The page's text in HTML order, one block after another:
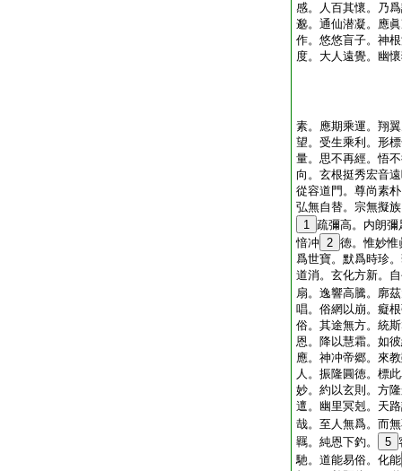
感。人百其懷。乃
邈。通仙潜凝。應
作。悠悠盲子。神
度。大人遠覺。幽
素。應期乘運。翔
望。受生乘利。形
量。思不再經。悟
向。玄根挺秀宏音
從容道門。尊尚素
弘無自替。宗無擬
1 疏彌高。内朗
愔冲 2 徳。惟妙惟
爲世寶。默爲時珍
道消。玄化方新。
扇。逸響高騰。廓
唱。俗網以崩。癡
俗。其途無方。統
恩。降以慧霜。如
應。神冲帝郷。來
人。振隆圓徳。標
妙。約以玄則。方
邅。幽里冥剋。天
哉。至人無爲。而
羈。純恩下釣。
5
馳。道能易俗。化能